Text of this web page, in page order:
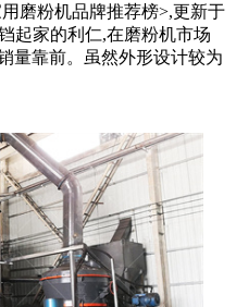
磨粉机品牌推荐榜>,更新于
起家的利仁,在磨粉机市场
量靠前。虽然外形设计较为